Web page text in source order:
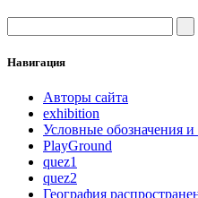
Навигация
Авторы сайта
exhibition
Условные обозначения и
PlayGround
quez1
quez2
География